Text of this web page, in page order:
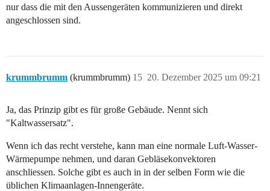
nur dass die mit den Aussengeräten kommunizieren und direkt
angeschlossen sind.
krummbrumm (krummbrumm) 20. Dezember 2025 um 09:21
15
Ja, das Prinzip gibt es für große Gebäude. Nennt sich
"Kaltwassersatz".
Wenn ich das recht verstehe, kann man eine normale Luft-Wasser-
Wärmepumpe nehmen, und daran Gebläsekonvektoren
anschliessen. Solche gibt es auch in in der selben Form wie die
üblichen Klimaanlagen-Innengeräte.